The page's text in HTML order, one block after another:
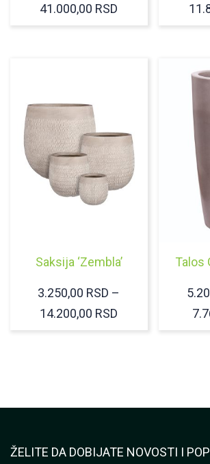
41.000,00 RSD
Saksija ‘Zembla’
3.250,00 RSD –
14.200,00 RSD
Talos
ŽELITE DA DOBIJATE NOVOSTI I